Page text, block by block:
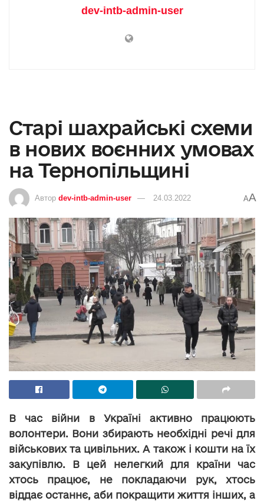
dev-intb-admin-user
Старі шахрайські схеми
в нових воєнних умовах
на Тернопільщині
Автор dev-intb-admin-user 24.03.2022 AA
В час війни в Україні активно працюють
волонтери. Вони збирають необхідні речі для
військових та цивільних. А також і кошти на їх
закупівлю. В цей нелегкий для країни час
хтось працює, не покладаючи рук, хтось
віддає останнє, аби покращити життя інших, а